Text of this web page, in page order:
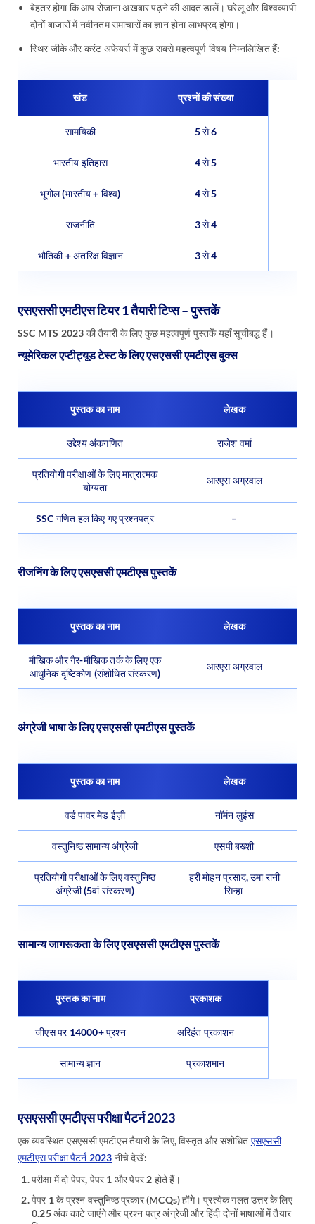
बेहतर होगा कि आप रोजाना अखबार पढ़ने की आदत डालें। घरेलू और विश्वव्यापी
दोनों बाजारों में नवीनतम समाचारों का ज्ञान होना लाभप्रद होगा।
स्थिर जीके और करंट अफेयर्स में कुछ सबसे महत्वपूर्ण विषय निम्नलिखित हैं:
खंड प्रश्नों की संख्या
सामयिकी 5 से 6
भारतीय इतिहास 4 से 5
भूगोल (भारतीय + विश्व) 4 से 5
राजनीति 3 से 4
भौतिकी + अंतरिक्ष विज्ञान 3 से 4
एसएससी एमटीएस टियर 1 तैयारी टिप्स – पुस्तकें
SSC MTS 2023 की तैयारी के लिए कुछ महत्वपूर्ण पुस्तकें यहाँ सूचीबद्ध हैं।
न्यूमेरिकल एप्टीट्यूड टेस्ट के लिए एसएससी एमटीएस बुक्स
पुस्तक का नाम लेखक
उद्देश्य अंकगणित राजेश वर्मा
प्रतियोगी परीक्षाओं के लिए मात्रात्मक
योग्यता
आरएस अग्रवाल
SSC गणित हल किए गए प्रश्नपत्र –
रीजनिंग के लिए एसएससी एमटीएस पुस्तकें
पुस्तक का नाम लेखक
मौखिक और गैर-मौखिक तर्क के लिए एक
आधुनिक दृष्टिकोण (संशोधित संस्करण)
आरएस अग्रवाल
अंग्रेजी भाषा के लिए एसएससी एमटीएस पुस्तकें
पुस्तक का नाम लेखक
वर्ड पावर मेड ईज़ी नॉर्मन लुईस
वस्तुनिष्ठ सामान्य अंग्रेजी एसपी बख्शी
प्रतियोगी परीक्षाओं के लिए वस्तुनिष्ठ
अंग्रेजी (5वां संस्करण)
हरी मोहन प्रसाद, उमा रानी
सिन्हा
सामान्य जागरूकता के लिए एसएससी एमटीएस पुस्तकें
पुस्तक का नाम प्रकाशक
जीएस पर 14000+ प्रश्न अरिहंत प्रकाशन
सामान्य ज्ञान प्रकाशमान
एसएससी एमटीएस परीक्षा पैटर्न 2023
एक व्यवस्थित एसएससी एमटीएस तैयारी के लिए, विस्तृत और संशोधित एसएससी
एमटीएस परीक्षा पैटर्न 2023 नीचे देखें:
परीक्षा में दो पेपर, पेपर 1 और पेपर 2 होते हैं।
पेपर 1 के प्रश्न वस्तुनिष्ठ प्रकार (MCQs) होंगे। प्रत्येक गलत उत्तर के लिए
0.25 अंक काटे जाएंगे और प्रश्न पत्र अंग्रेजी और हिंदी दोनों भाषाओं में तैयार